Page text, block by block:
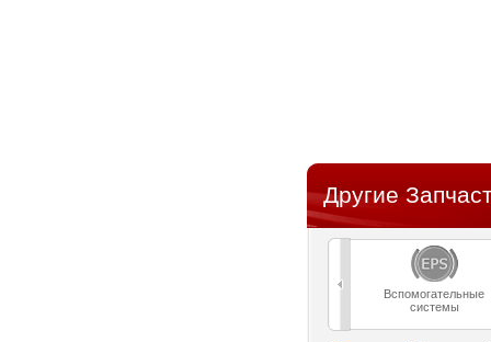
Другие
Вспомогательные
системы